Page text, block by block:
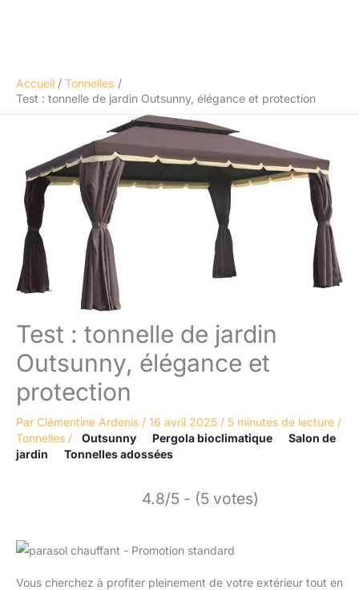
Accueil
Tonnelles
Test : tonnelle de jardin Outsunny, élégance et protection
Test : tonnelle de jardin
Outsunny, élégance et
protection
Par Clémentine Ardenis / 16 avril 2025 / 5 minutes de lecture /
Tonnelles / Outsunny Pergola bioclimatique
Salon de
jardin
Tonnelles adossées
4.8/5 - (5 votes)
Vous cherchez à profiter pleinement de votre extérieur tout en